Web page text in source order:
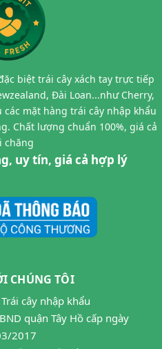
biệt trái cây xách tay trực tiếp
Đài Loan...như Cherry,
các mặt hàng trái cây nhập khẩu
Chất lượng chuẩn 100%, giá cả
chăng
uy tín, giá cả hợp lý
CHÚNG TÔI
cây nhập khẩu
quận Tây Hồ cấp ngày
2017